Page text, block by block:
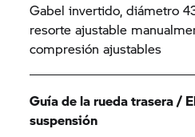
Gabel invertido, diámetro
resorte ajustable
compresión ajustables
Guía de la rueda trasera /
suspensión